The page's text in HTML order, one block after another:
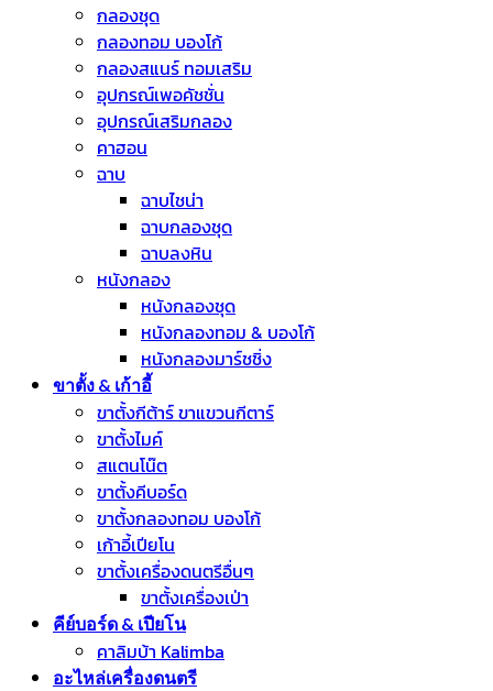
กลองชุด
กลองทอม บองโก้
กลองสแนร์ ทอมเสริม
อุปกรณ์เพอคัชชั่น
อุปกรณ์เสริมกลอง
คาฮอน
ฉาบ
ฉาบไชน่า
ฉาบกลองชุด
ฉาบลงหิน
หนังกลอง
หนังกลองชุด
หนังกลองทอม & บองโก้
หนังกลองมาร์ชชิ่ง
ขาตั้ง & เก้าอี้
ขาตั้งกีต้าร์ ขาแขวนกีตาร์
ขาตั้งไมค์
สแตนโน๊ต
ขาตั้งคีบอร์ด
ขาตั้งกลองทอม บองโก้
เก้าอี้เปียโน
ขาตั้งเครื่องดนตรีอื่นๆ
ขาตั้งเครื่องเป่า
คีย์บอร์ด & เปียโน
คาลิมบ้า Kalimba
อะไหล่เครื่องดนตรี